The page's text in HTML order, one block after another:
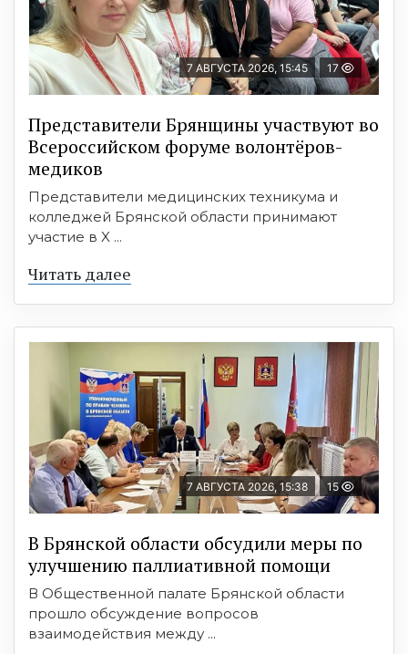
7 АВГУСТА 2026, 15:45 17
Представители Брянщины участвуют во
Всероссийском форуме волонтёров-
медиков
Представители медицинских техникума и
колледжей Брянской области принимают
участие в X ...
Читать далее
7 АВГУСТА 2026, 15:38 15
В Брянской области обсудили меры по
улучшению паллиативной помощи
В Общественной палате Брянской области
прошло обсуждение вопросов
взаимодействия между ...